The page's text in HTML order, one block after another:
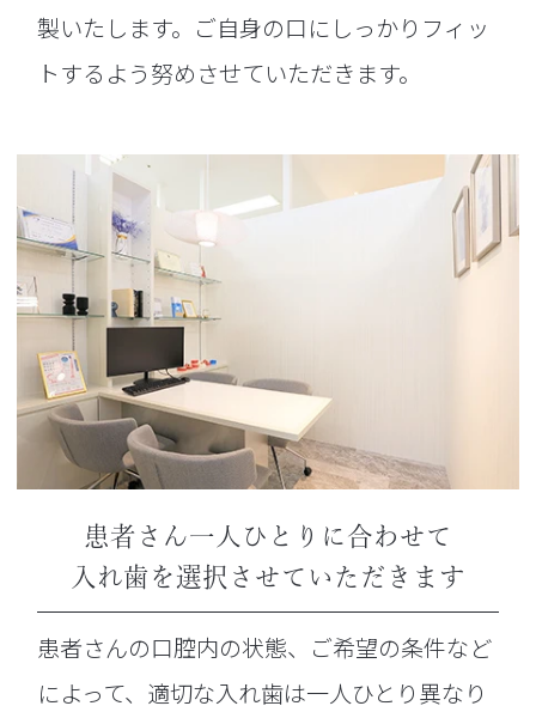
製いたします。ご自身の口にしっかりフィッ
トするよう努めさせていただきます。
患者さん一人ひとりに合わせて
入れ歯を選択させていただきます
患者さんの口腔内の状態、ご希望の条件など
によって、適切な入れ歯は一人ひとり異なり